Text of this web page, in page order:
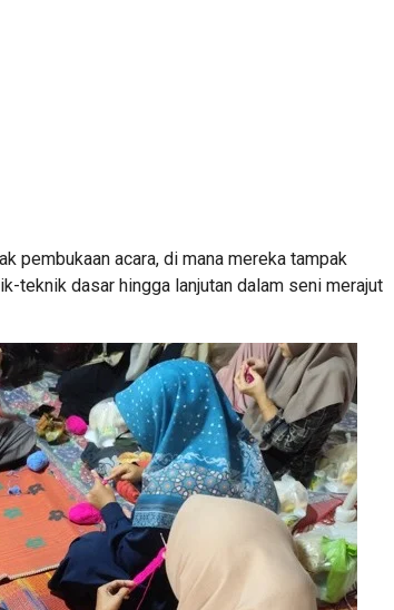
pembukaan acara, di mana mereka tampak
teknik dasar hingga lanjutan dalam seni merajut